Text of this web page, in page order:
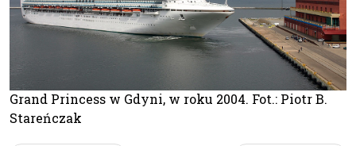
Grand Princess w Gdyni, w roku 2004. Fot.: Piotr B.
Stareńczak